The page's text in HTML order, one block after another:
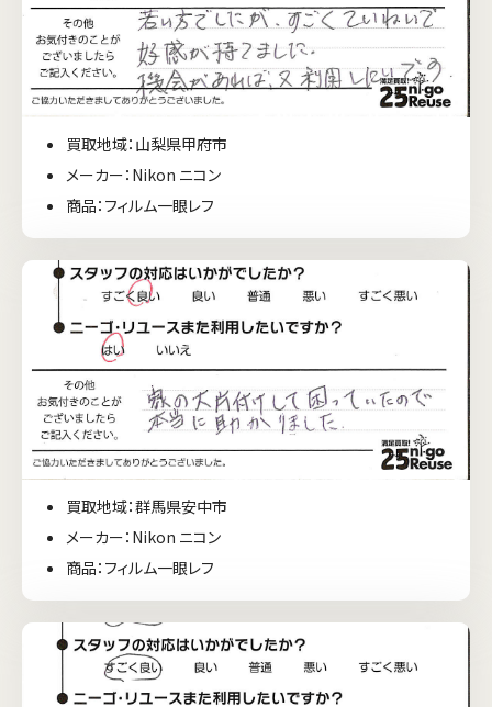
買取地域：山梨県甲府市
メーカー：Nikon ニコン
商品：フィルム一眼レフ
買取地域：群馬県安中市
メーカー：Nikon ニコン
商品：フィルム一眼レフ